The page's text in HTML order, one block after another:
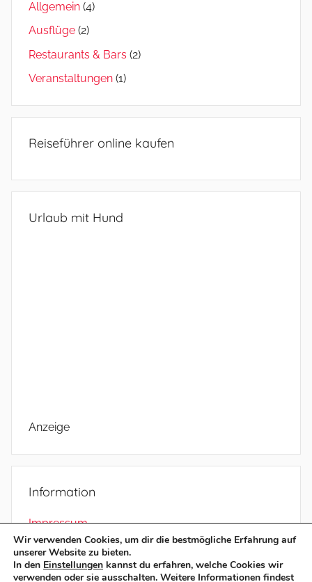
Allgemein (4)
Ausflüge (2)
Restaurants & Bars (2)
Veranstaltungen (1)
Reiseführer online kaufen
Urlaub mit Hund
Anzeige
Information
Impressum
Datenschutz
Wir verwenden Cookies, um dir die bestmögliche Erfahrung auf
unserer Website zu bieten.
In den Einstellungen kannst du erfahren, welche Cookies wir
verwenden oder sie ausschalten. Weitere Informationen findest